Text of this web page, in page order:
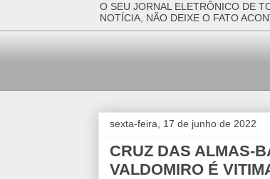
O SEU JORNAL ELETRÔNICO DE
NOTÍCIA, NÃO DEIXE O FATO
sexta-feira, 17 de junho de 2022
CRUZ DAS ALMAS-
VALDOMIRO É